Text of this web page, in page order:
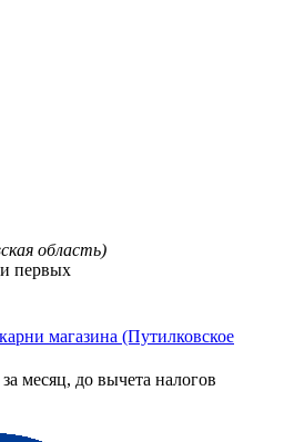
область)
первых
магазина (Путилковское
за месяц, до вычета налогов